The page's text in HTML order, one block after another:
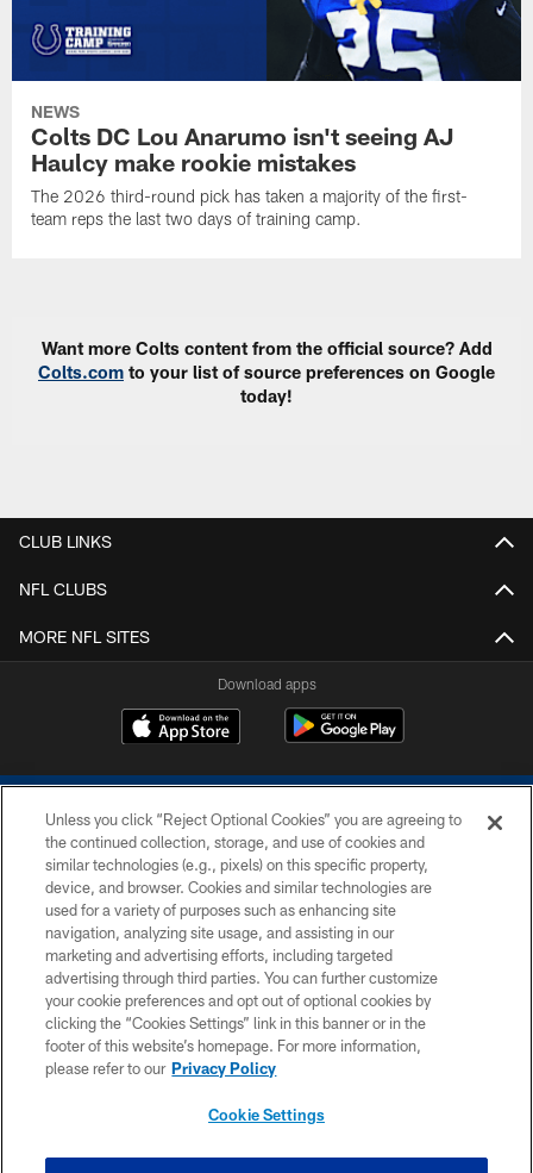
NEWS
Colts DC Lou Anarumo isn't seeing AJ
Haulcy make rookie mistakes
The 2026 third-round pick has taken a majority of the first-
team reps the last two days of training camp.
Want more Colts content from the official source? Add
Colts.com to your list of source preferences on Google
today!
CLUB LINKS
NFL CLUBS
MORE NFL SITES
Download apps
COPYRIGHT © 2026 COLTS, INC.
PRIVACY POLICY
ACCESSIBILITY
CONTACT US
SITE MAP
Unless you click “Reject Optional Cookies” you are agreeing to
the continued collection, storage, and use of cookies and
similar technologies (e.g., pixels) on this specific property,
device, and browser. Cookies and similar technologies are
used for a variety of purposes such as enhancing site
navigation, analyzing site usage, and assisting in our
marketing and advertising efforts, including targeted
advertising through third parties. You can further customize
your cookie preferences and opt out of optional cookies by
clicking the “Cookies Settings” link in this banner or in the
footer of this website’s homepage. For more information,
please refer to our Privacy Policy
Cookie Settings